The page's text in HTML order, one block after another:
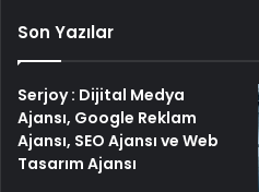
Son Yazılar
Serjoy : Dijital Medya
Ajansı, Google Reklam
Ajansı, SEO Ajansı ve Web
Tasarım Ajansı